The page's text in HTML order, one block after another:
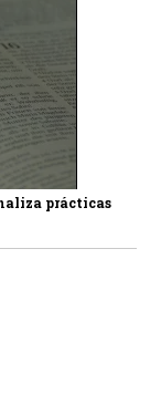
prácticas